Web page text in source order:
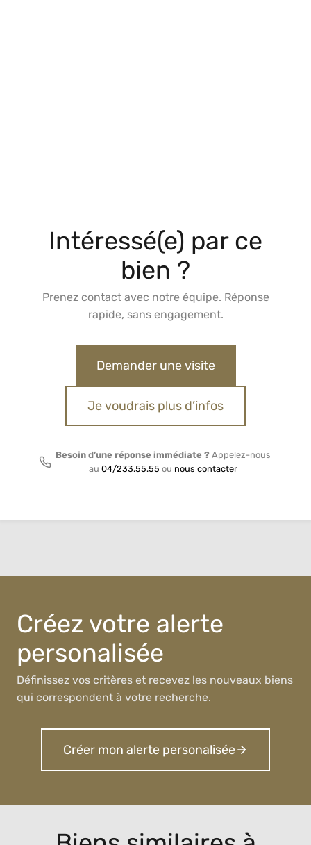
Intéressé(e) par ce
bien ?
Prenez contact avec notre équipe. Réponse
rapide, sans engagement.
Demander une visite
Je voudrais plus d’infos
Besoin d’une réponse immédiate ? Appelez-nous
au 04/233.55.55 ou nous contacter
Créez votre alerte
personalisée
Définissez vos critères et recevez les nouveaux biens
qui correspondent à votre recherche.
Créer mon alerte personalisée